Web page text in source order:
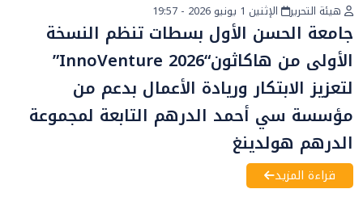
أخبار عامة
هيئة التحرير الإثنين 1 يونيو 2026 - 19:57
جامعة الحسن الأول بسطات تنظم النسخة
الأولى من هاكاثون“InnoVenture 2026”
لتعزيز الابتكار وريادة الأعمال بدعم من
مؤسسة سي أحمد الدرهم التابعة لمجموعة
الدرهم هولدينغ
قراءة المزيد